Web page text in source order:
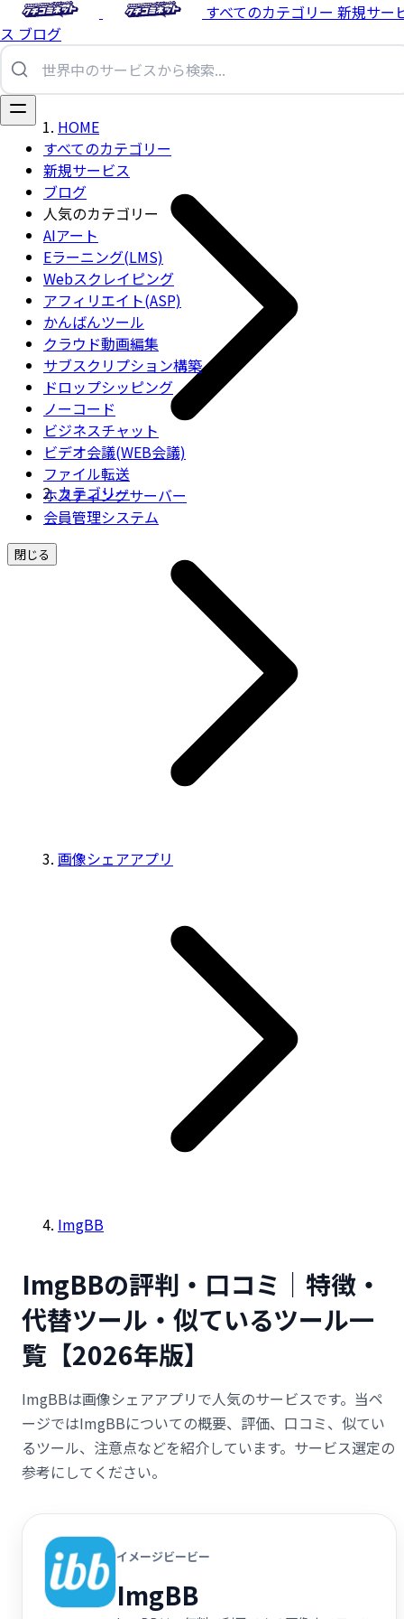
すべてのカテゴリー 新規サー
ス ブログ
すべてのカテゴリー
新規サービス
ブログ
人気のカテゴリー
AIアート
Eラーニング(LMS)
Webスクレイピング
アフィリエイト(ASP)
かんばんツール
クラウド動画編集
サブスクリプション構築
ドロップシッピング
ノーコード
ビジネスチャット
ビデオ会議(WEB会議)
ファイル転送
ホスティングサーバー
会員管理システム
閉じる
HOME
カテゴリー
画像シェアアプリ
ImgBB
ImgBBの評判・口コミ｜特徴・
代替ツール・似ているツール一
覧【2026年版】
ImgBBは画像シェアアプリで人気のサービスです。当ペ
ージではImgBBについての概要、評価、口コミ、似てい
るツール、注意点などを紹介しています。サービス選定の
参考にしてください。
イメージビービー
ImgBB